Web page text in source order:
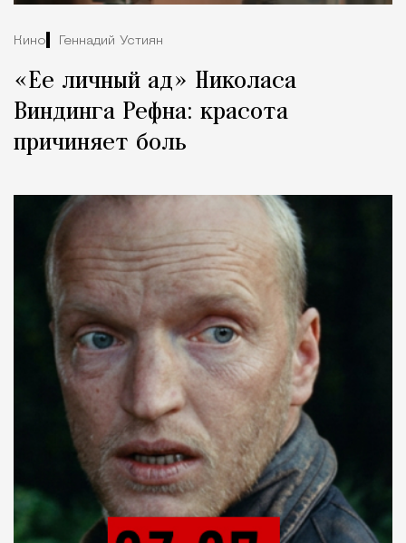
Кино Геннадий Устиян
«Ее личный ад» Николаса
Виндинга Рефна: красота
причиняет боль